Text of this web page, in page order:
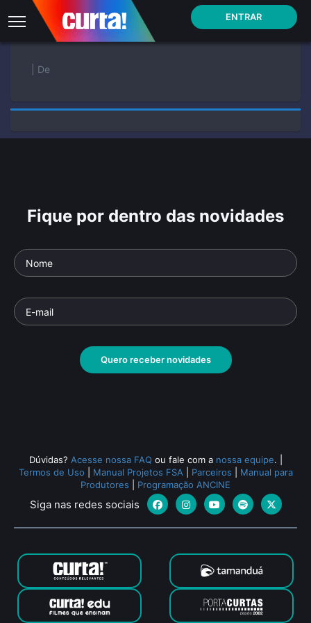
ENTRAR
| De
Fique por dentro das novidades
Quero receber novidades
Dúvidas? Acesse nossa FAQ ou fale com a nossa equipe.
Termos de Uso
Manual Projetos FSA Parceiros
Manual para
Produtores
Programação ANCINE
Siga nas redes sociais